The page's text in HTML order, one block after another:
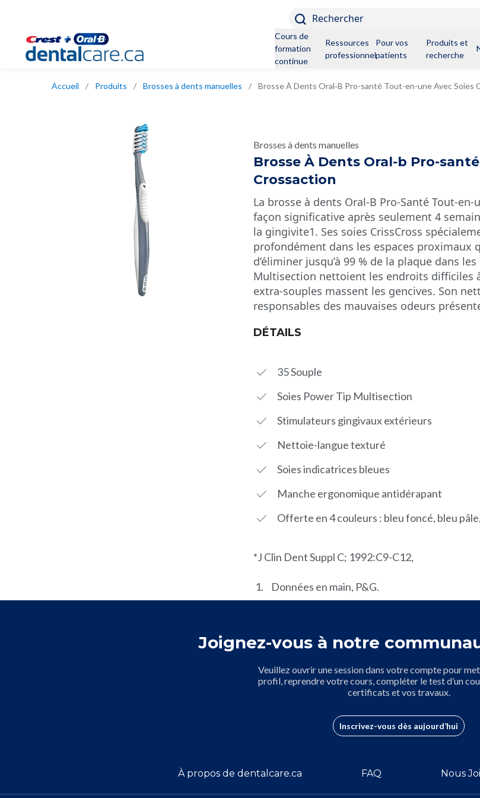
Rechercher
Cours de
formation
continue
Ressources
professionnelles
Pour vos
patients
Produits et
recherche
Accueil / Produits / Brosses à dents manuelles / Brosse À Dents Oral‑B Pro-santé Tout-en-une Avec Soies
Brosses à dents manuelles
Brosse À Dents Oral‑b Pro-
Crossaction
La brosse à dents Oral‑B Pro-Santé Tout-
façon significative après seulement 4
la gingivite1. Ses soies CrissCross
profondément dans les espaces proximaux
d’éliminer jusqu’à 99 % de la plaque dans
Multisection nettoient les endroits difficiles
extra-souples massent les gencives. Son
responsables des mauvaises odeurs
DÉTAILS
35 Souple
Soies Power Tip Multisection
Stimulateurs gingivaux extérieurs
Nettoie-langue texturé
Soies indicatrices bleues
Manche ergonomique antidérapant
Offerte en 4 couleurs : bleu foncé, bleu
*J Clin Dent Suppl C; 1992:C9-C12,
Données en main, P&G.
Joignez-vous à notre
Veuillez ouvrir une session dans votre compte pour
profil, reprendre votre cours, compléter le test d’un
certificats et vos travaux.
Inscrivez-vous dès aujourd’hui
À propos de dentalcare.ca FAQ Nous